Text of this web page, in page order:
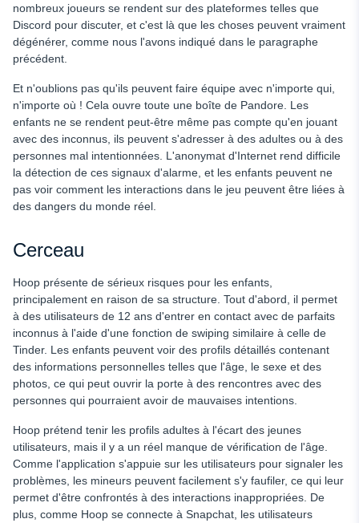
nombreux joueurs se rendent sur des plateformes telles que
Discord pour discuter, et c'est là que les choses peuvent vraiment
dégénérer, comme nous l'avons indiqué dans le paragraphe
précédent.
Et n'oublions pas qu'ils peuvent faire équipe avec n'importe qui,
n'importe où ! Cela ouvre toute une boîte de Pandore. Les
enfants ne se rendent peut-être même pas compte qu'en jouant
avec des inconnus, ils peuvent s'adresser à des adultes ou à des
personnes mal intentionnées. L'anonymat d'Internet rend difficile
la détection de ces signaux d'alarme, et les enfants peuvent ne
pas voir comment les interactions dans le jeu peuvent être liées à
des dangers du monde réel.
Cerceau
Hoop présente de sérieux risques pour les enfants,
principalement en raison de sa structure. Tout d'abord, il permet
à des utilisateurs de 12 ans d'entrer en contact avec de parfaits
inconnus à l'aide d'une fonction de swiping similaire à celle de
Tinder. Les enfants peuvent voir des profils détaillés contenant
des informations personnelles telles que l'âge, le sexe et des
photos, ce qui peut ouvrir la porte à des rencontres avec des
personnes qui pourraient avoir de mauvaises intentions.
Hoop prétend tenir les profils adultes à l'écart des jeunes
utilisateurs, mais il y a un réel manque de vérification de l'âge.
Comme l'application s'appuie sur les utilisateurs pour signaler les
problèmes, les mineurs peuvent facilement s'y faufiler, ce qui leur
permet d'être confrontés à des interactions inappropriées. De
plus, comme Hoop se connecte à Snapchat, les utilisateurs